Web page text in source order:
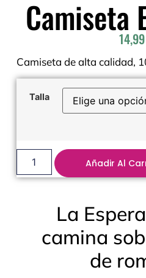
Camiseta14,99
Camiseta de alta calidad,
Talla
Añadir Al
La
camina
de